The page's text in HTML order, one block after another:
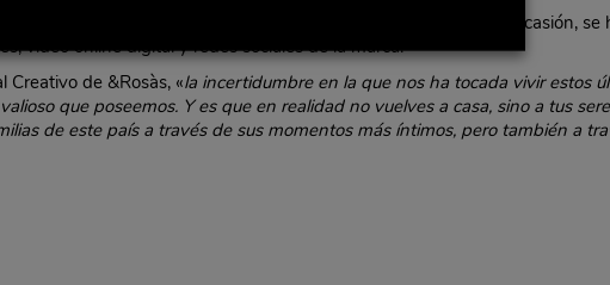
la colaboración de la agencia independiente &Rosàs. En esta ocasión,
vídeo online digital y redes sociales de la marca.
Creativo de &Rosàs, «la incertidumbre en la que nos ha tocada vivir estos
que poseemos. Y es que en realidad no vuelves a casa, sino a tus
de este país a través de sus momentos más íntimos, pero también a